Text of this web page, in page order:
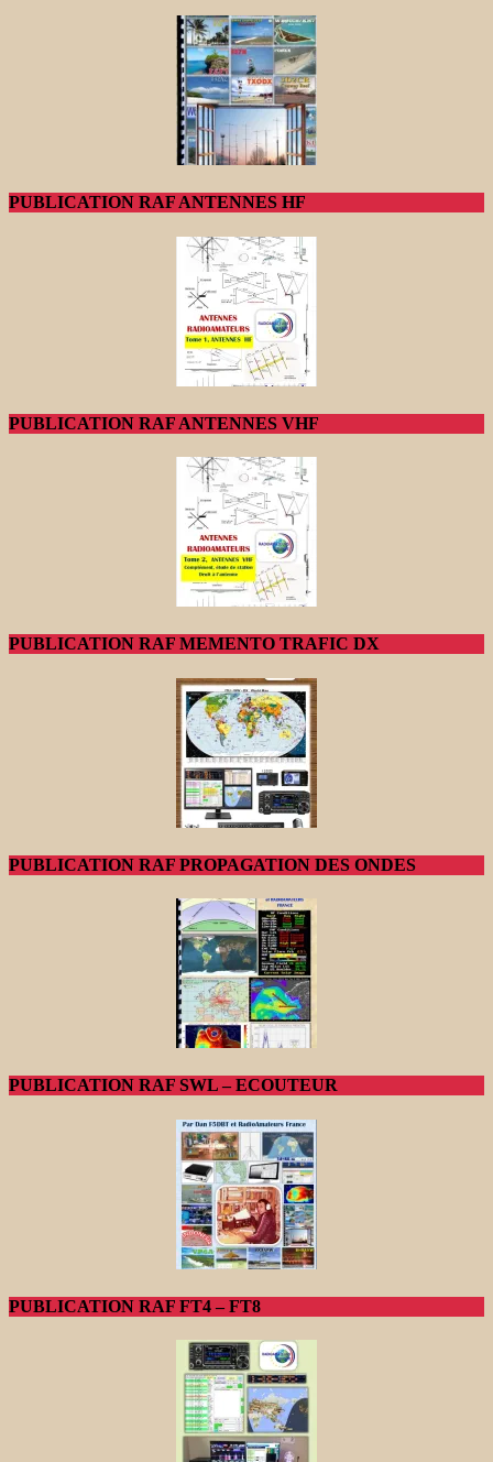
PUBLICATION RAF ANTENNES HF
PUBLICATION RAF ANTENNES VHF
PUBLICATION RAF MEMENTO TRAFIC DX
PUBLICATION RAF PROPAGATION DES ONDES
PUBLICATION RAF SWL – ECOUTEUR
PUBLICATION RAF FT4 – FT8